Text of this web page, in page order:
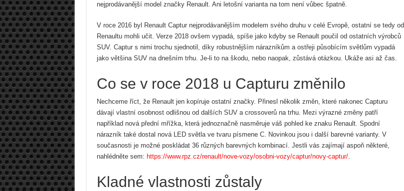
nejprodávanější model značky Renault. Ani letošní varianta na tom není vůbec špatně.
V roce 2016 byl Renault Captur nejprodávanějším modelem svého druhu v celé Evropě, ostatní se tedy od
Renaultu mohli učit. Verze 2018 ovšem vypadá, spíše jako kdyby se Renault poučil od ostatních výrobců
SUV. Captur s nimi trochu sjednotil, díky robustnějším nárazníkům a ostřeji působícím světlům vypadá
jako většina SUV na dnešním trhu. Je-li to na škodu, nebo naopak, zůstává otázkou. Ukáže asi až čas.
Co se v roce 2018 u Capturu změnilo
Nechceme říct, že Renault jen kopíruje ostatní značky. Přinesl několik změn, které nakonec Capturu
dávají vlastní osobnost odlišnou od dalších SUV a crossoverů na trhu. Mezi výrazné změny patří
například nová přední mřížka, která jednoznačně nasměruje váš pohled ke znaku Renault. Spodní
nárazník také dostal nová LED světla ve tvaru písmene C. Novinkou jsou i další barevné varianty. V
současnosti je možné poskládat 36 různých barevných kombinací. Jestli vás zajímají aspoň některé,
nahlédněte sem: https://www.rpz.cz/renault/nove-vozy/osobni-vozy/captur/novy-captur/.
Kladné vlastnosti zůstaly